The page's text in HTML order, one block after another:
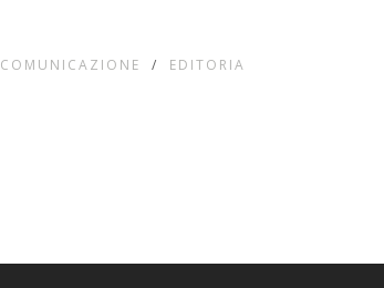
COMUNICAZIONE / EDITORIA